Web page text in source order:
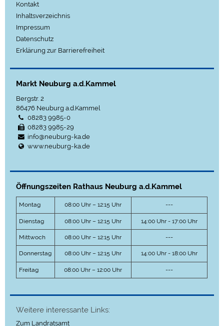
Kontakt
Inhaltsverzeichnis
Impressum
Datenschutz
Erklärung zur Barrierefreiheit
Markt Neuburg a.d.Kammel
Bergstr. 2
86476 Neuburg a.d.Kammel
08283 9985-0
08283 9985-29
info@neuburg-ka.de
www.neuburg-ka.de
Öffnungszeiten Rathaus Neuburg a.d.Kammel
Montag 08:00 Uhr – 12:15 Uhr ---
Dienstag 08:00 Uhr – 12:15 Uhr 14:00 Uhr - 17:00 Uhr
Mittwoch 08:00 Uhr – 12:15 Uhr ---
Donnerstag 08:00 Uhr – 12:15 Uhr 14:00 Uhr - 18:00 Uhr
Freitag 08:00 Uhr – 12:00 Uhr ---
Weitere interessante Links:
Zum Landratsamt